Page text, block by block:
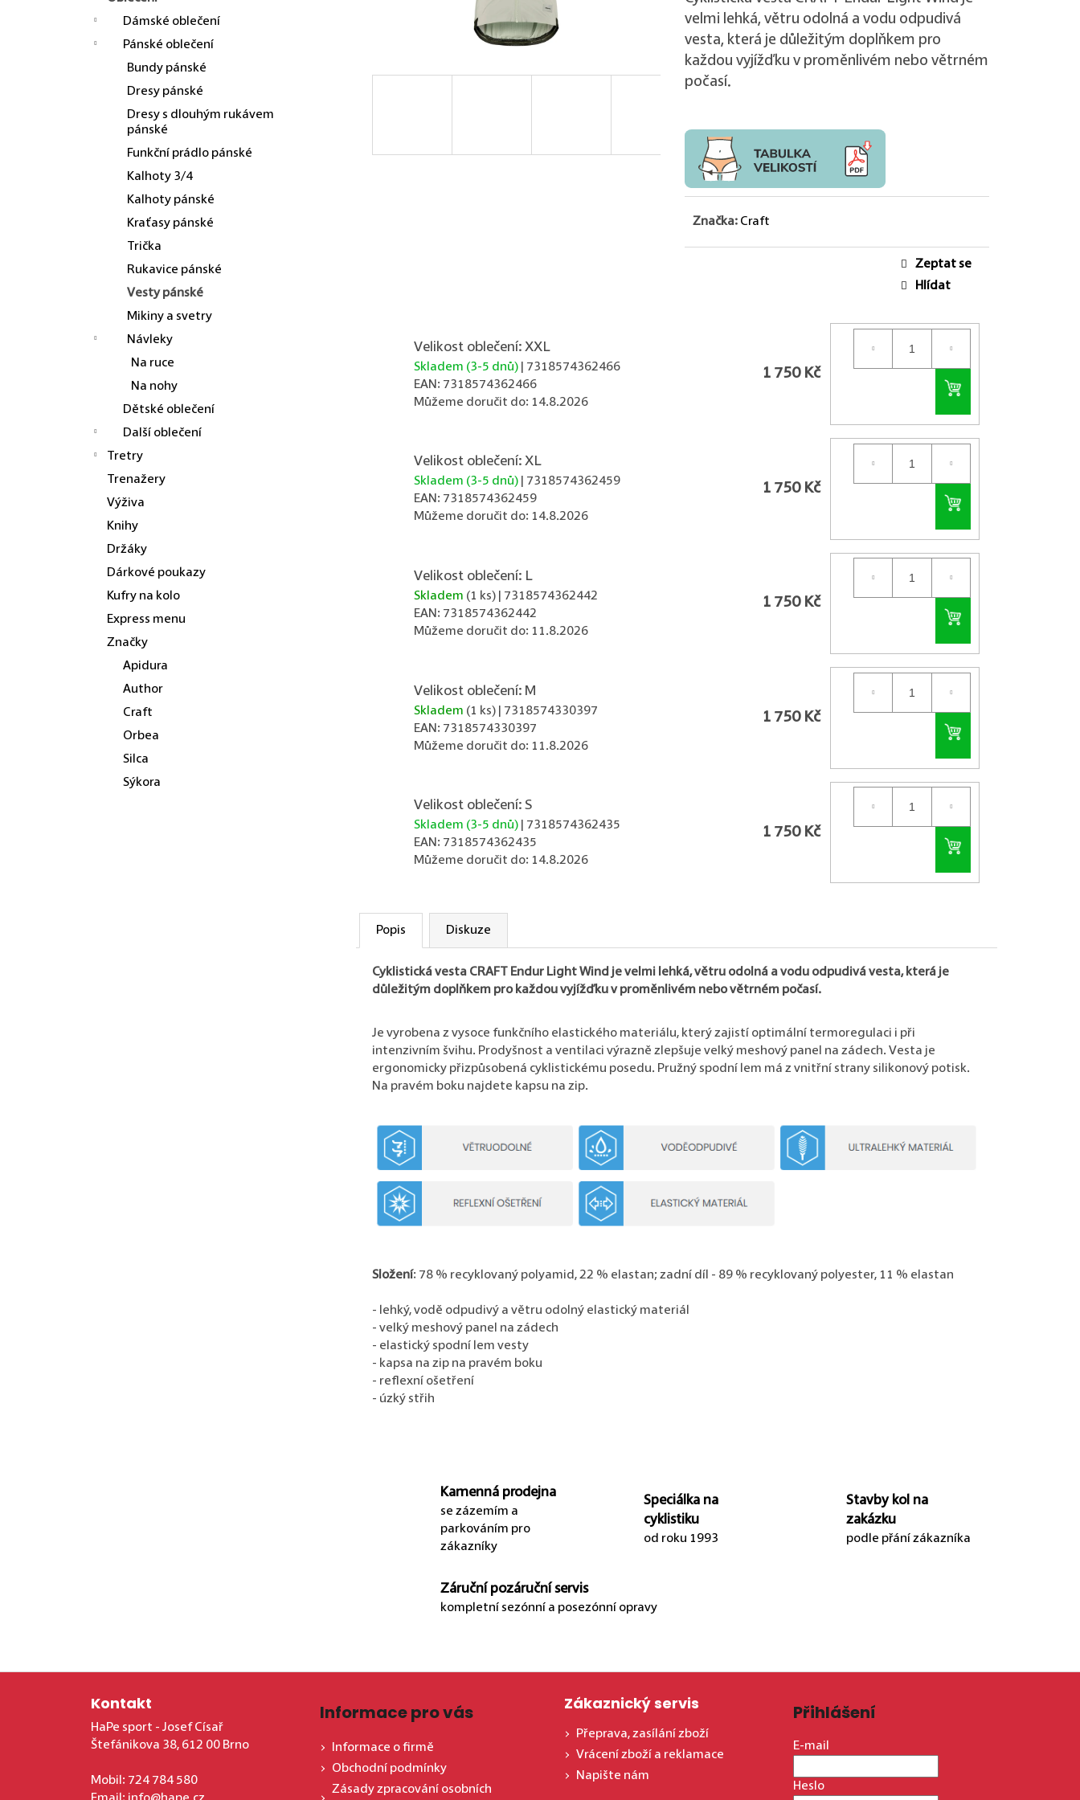
Dámské oblečení
Pánské oblečení
Bundy pánské
Dresy pánské
Dresy s dlouhým rukávem
pánské
Funkční prádlo pánské
Kalhoty 3/4
Kalhoty pánské
Kraťasy pánské
Trička
Rukavice pánské
Vesty pánské
Mikiny a svetry
Návleky
Na ruce
Na nohy
Dětské oblečení
Další oblečení
Tretry
Trenažery
Výživa
Knihy
Držáky
Dárkové poukazy
Kufry na kolo
Express menu
Značky
Apidura
Author
Craft
Orbea
Silca
Sýkora
velmi lehká, větru odolná a vodu odpudivá
vesta, která je důležitým doplňkem pro
každou vyjížďku v proměnlivém nebo větrném
počasí.
Značka: Craft
Zeptat se
Hlídat
Velikost oblečení: XXL
Skladem (3-5 dnů)
| 7318574362466
EAN: 7318574362466
Můžeme doručit do: 14.8.2026
1 750 Kč
Velikost oblečení: XL
Skladem (3-5 dnů)
| 7318574362459
EAN: 7318574362459
Můžeme doručit do: 14.8.2026
1 750 Kč
Velikost oblečení: L
Skladem (1 ks) | 7318574362442
EAN: 7318574362442
Můžeme doručit do: 11.8.2026
1 750 Kč
Velikost oblečení: M
Skladem (1 ks) | 7318574330397
EAN: 7318574330397
Můžeme doručit do: 11.8.2026
1 750 Kč
Velikost oblečení: S
Skladem (3-5 dnů)
| 7318574362435
EAN: 7318574362435
Můžeme doručit do: 14.8.2026
1 750 Kč
Popis Diskuze
Cyklistická vesta CRAFT Endur Light Wind je velmi lehká, větru odolná a vodu odpudivá vesta, která je
důležitým doplňkem pro každou vyjížďku v proměnlivém nebo větrném počasí.
Je vyrobena z vysoce funkčního elastického materiálu, který zajistí optimální termoregulaci i při
intenzivním švihu. Prodyšnost a ventilaci výrazně zlepšuje velký meshový panel na zádech. Vesta je
ergonomicky přizpůsobená cyklistickému posedu. Pružný spodní lem má z vnitřní strany silikonový potisk.
Na pravém boku najdete kapsu na zip.
Složení: 78 % recyklovaný polyamid, 22 % elastan; zadní díl - 89 % recyklovaný polyester, 11 % elastan
- lehký, vodě odpudivý a větru odolný elastický materiál
- velký meshový panel na zádech
- elastický spodní lem vesty
- kapsa na zip na pravém boku
- reflexní ošetření
- úzký střih
Kamenná prodejna
se zázemím a
parkováním pro
zákazníky
Speciálka na
cyklistiku
od roku 1993
Stavby kol na
zakázku
podle přání zákazníka
Záruční pozáruční servis
kompletní sezónní a posezónní opravy
Kontakt
HaPe sport - Josef Císař
Štefánikova 38, 612 00 Brno
Mobil: 724 784 580
Informace pro vás
Informace o firmě
Obchodní podmínky
Zásady zpracování osobních
Zákaznický servis
Přeprava, zasílání zboží
Vrácení zboží a reklamace
Napište nám
Přihlášení
E-mail
Heslo